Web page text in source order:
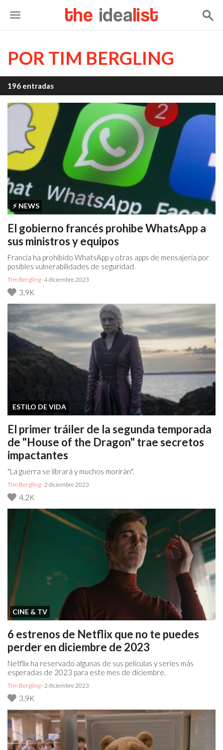
the idea list
POR TIM BERGLING
196 entradas
⚡️ NEWS
El gobierno francés prohibe WhatsApp a
sus ministros y equipos
Francia ha prohibido WhatsApp y otras apps de mensajería por
posibles vulnerabilidades de seguridad.
Tim Bergling · 4 diciembre 2023
3,9K
ESTILO DE VIDA
El primer tráiler de la segunda temporada
de "House of the Dragon" trae secretos
impactantes
"La guerra se librará y muchos morirán".
Tim Bergling · 2 diciembre 2023
4,2K
CINE & TV
6 estrenos de Netflix que no te puedes
perder en diciembre de 2023
Netflix ha reservado algunas de sus películas y series más
esperadas de 2023 para este mes de diciembre.
Tim Bergling · 2 diciembre 2023
3,9K